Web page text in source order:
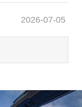
2026-07-05